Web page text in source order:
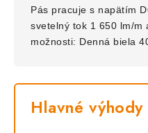
Pás pracuje s napätím
svetelný tok 1 650 lm/m
možnosti: Denná biela
Hlavné výhody